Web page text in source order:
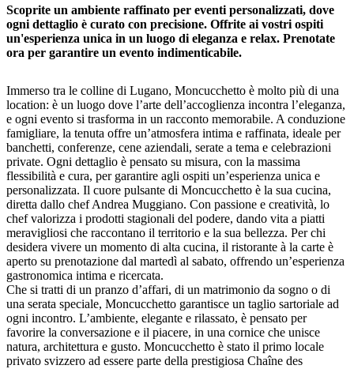
Scoprite un ambiente raffinato per eventi personalizzati, dove
ogni dettaglio è curato con precisione. Offrite ai vostri ospiti
un'esperienza unica in un luogo di eleganza e relax. Prenotate
ora per garantire un evento indimenticabile.
Immerso tra le colline di Lugano, Moncucchetto è molto più di una
location: è un luogo dove l’arte dell’accoglienza incontra l’eleganza,
e ogni evento si trasforma in un racconto memorabile. A conduzione
famigliare, la tenuta offre un’atmosfera intima e raffinata, ideale per
banchetti, conferenze, cene aziendali, serate a tema e celebrazioni
private. Ogni dettaglio è pensato su misura, con la massima
flessibilità e cura, per garantire agli ospiti un’esperienza unica e
personalizzata. Il cuore pulsante di Moncucchetto è la sua cucina,
diretta dallo chef Andrea Muggiano. Con passione e creatività, lo
chef valorizza i prodotti stagionali del podere, dando vita a piatti
meravigliosi che raccontano il territorio e la sua bellezza. Per chi
desidera vivere un momento di alta cucina, il ristorante à la carte è
aperto su prenotazione dal martedì al sabato, offrendo un’esperienza
gastronomica intima e ricercata.
Che si tratti di un pranzo d’affari, di un matrimonio da sogno o di
una serata speciale, Moncucchetto garantisce un taglio sartoriale ad
ogni incontro. L’ambiente, elegante e rilassato, è pensato per
favorire la conversazione e il piacere, in una cornice che unisce
natura, architettura e gusto. Moncucchetto è stato il primo locale
privato svizzero ad essere parte della prestigiosa Chaîne des